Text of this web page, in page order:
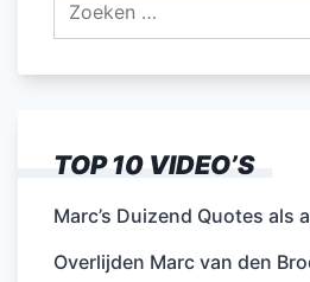
TOP 10 VIDEO’S
Marc’s Duizend Quotes als
Overlijden Marc van den